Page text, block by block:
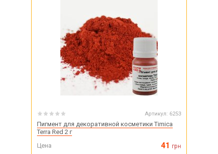
Артикул: 6253
Пигмент для декоративной косметики Timica
Terra Red 2 г
Цена
41 грн